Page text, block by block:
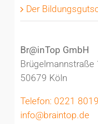
Der
Br@inTop GmbH
Brügelmannstraße
50679 Köln
Telefon: 0221
info@braintop.de